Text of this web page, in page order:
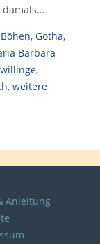
damals…
Böhen, Gotha,
Barbara
,
, weitere
Anleitung